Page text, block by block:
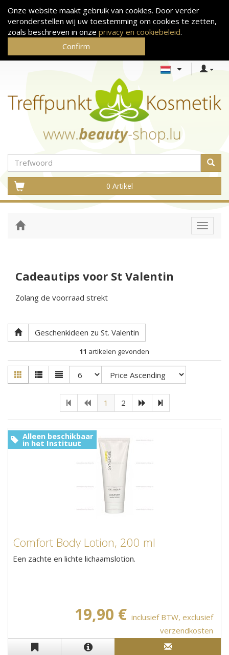
Onze website maakt gebruik van cookies. Door verder
veronderstellen wij uw toestemming om cookies te zetten,
zoals beschreven in onze privacy en cookiebeleid.
Confirm
0 Artikel
Toggle
Cadeautips voor St Valentin
Zolang de voorraad strekt
Geschenkideen zu St. Valentin
11 artikelen gevonden
1 2
Comfort Body Lotion, 200 ml
Een zachte en lichte lichaamslotion.
19,90 € inclusief BTW, exclusief
verzendkosten
Alleen beschikbaar
in het Instituut